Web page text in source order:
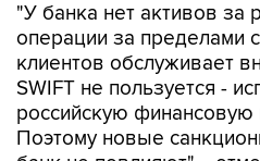
"У банка нет активов за
операции за пределами
клиентов обслуживает
SWIFT не пользуется -
российскую финансовую
Поэтому новые